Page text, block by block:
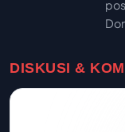
DISKUSI &